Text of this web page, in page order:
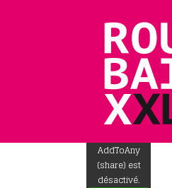
AddToAny
(share) est
désactivé.